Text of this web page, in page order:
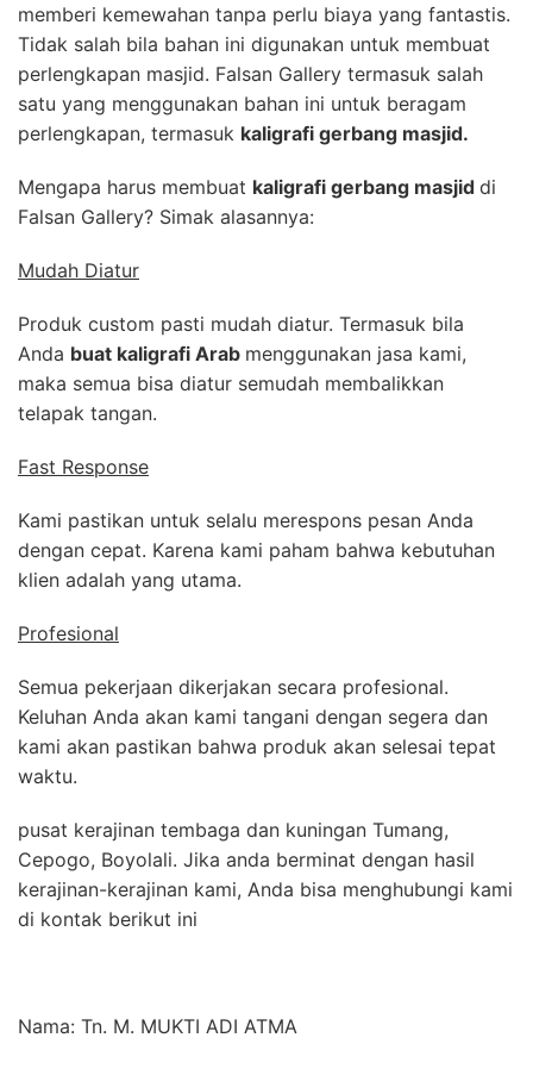
memberi kemewahan tanpa perlu biaya yang fantastis.
Tidak salah bila bahan ini digunakan untuk membuat
perlengkapan masjid. Falsan Gallery termasuk salah
satu yang menggunakan bahan ini untuk beragam
perlengkapan, termasuk kaligrafi gerbang masjid.
Mengapa harus membuat kaligrafi gerbang masjid di
Falsan Gallery? Simak alasannya:
Mudah Diatur
Produk custom pasti mudah diatur. Termasuk bila
Anda buat kaligrafi Arab menggunakan jasa kami,
maka semua bisa diatur semudah membalikkan
telapak tangan.
Fast Response
Kami pastikan untuk selalu merespons pesan Anda
dengan cepat. Karena kami paham bahwa kebutuhan
klien adalah yang utama.
Profesional
Semua pekerjaan dikerjakan secara profesional.
Keluhan Anda akan kami tangani dengan segera dan
kami akan pastikan bahwa produk akan selesai tepat
waktu.
pusat kerajinan tembaga dan kuningan Tumang,
Cepogo, Boyolali. Jika anda berminat dengan hasil
kerajinan-kerajinan kami, Anda bisa menghubungi kami
di kontak berikut ini
Nama: Tn. M. MUKTI ADI ATMA